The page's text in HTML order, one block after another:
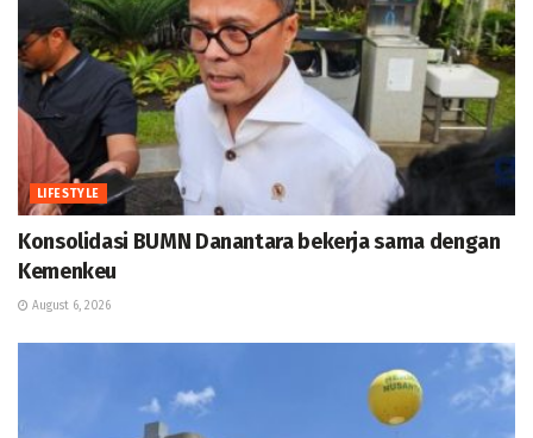
LIFESTYLE
Konsolidasi BUMN Danantara bekerja sama dengan
Kemenkeu
August 6, 2026